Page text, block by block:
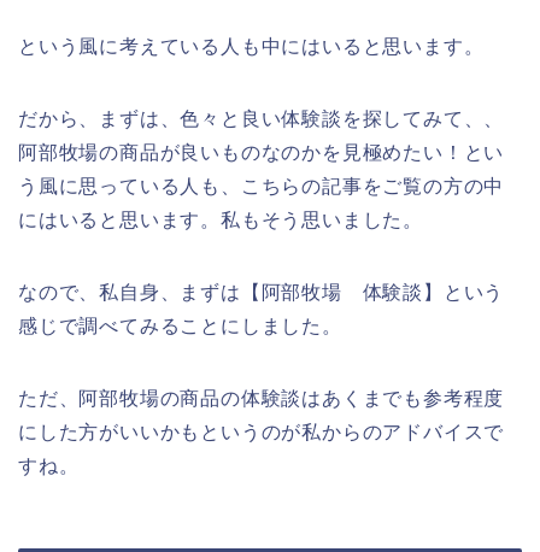
という風に考えている人も中にはいると思います。
だから、まずは、色々と良い体験談を探してみて、、
阿部牧場の商品が良いものなのかを見極めたい！とい
う風に思っている人も、こちらの記事をご覧の方の中
にはいると思います。私もそう思いました。
なので、私自身、まずは【阿部牧場 体験談】という
感じで調べてみることにしました。
ただ、阿部牧場の商品の体験談はあくまでも参考程度
にした方がいいかもというのが私からのアドバイスで
すね。